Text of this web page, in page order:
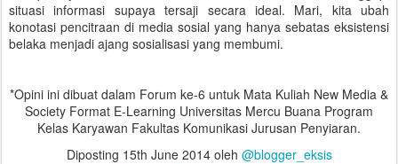
situasi informasi supaya tersaji secara ideal. Mari, kita ubah
konotasi pencitraan di media sosial yang hanya sebatas eksistensi
belaka menjadi ajang sosialisasi yang membumi.
*Opini ini dibuat dalam Forum ke-6 untuk Mata Kuliah New Media &
Society Format E-Learning Universitas Mercu Buana Program
Kelas Karyawan Fakultas Komunikasi Jurusan Penyiaran.
Diposting 15th June 2014oleh @blogger_eksis